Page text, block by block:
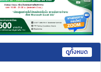
ดูทั้งหมด